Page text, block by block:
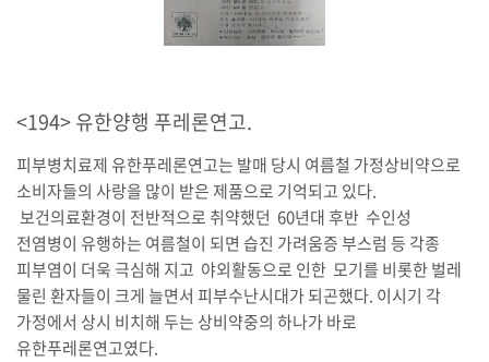
<194> 유한양행 푸레론연고.
피부병치료제 유한푸레론연고는 발매 당시 여름철 가정상비약으로
소비자들의 사랑을 많이 받은 제품으로 기억되고 있다.
보건의료환경이 전반적으로 취약했던 60년대 후반 수인성
전염병이 유행하는 여름철이 되면 습진 가려움증 부스럼 등 각종
피부염이 더욱 극심해 지고 야외활동으로 인한 모기를 비롯한 벌레
물린 환자들이 크게 늘면서 피부수난시대가 되곤했다. 이시기 각
가정에서 상시 비치해 두는 상비약중의 하나가 바로
유한푸레론연고였다.